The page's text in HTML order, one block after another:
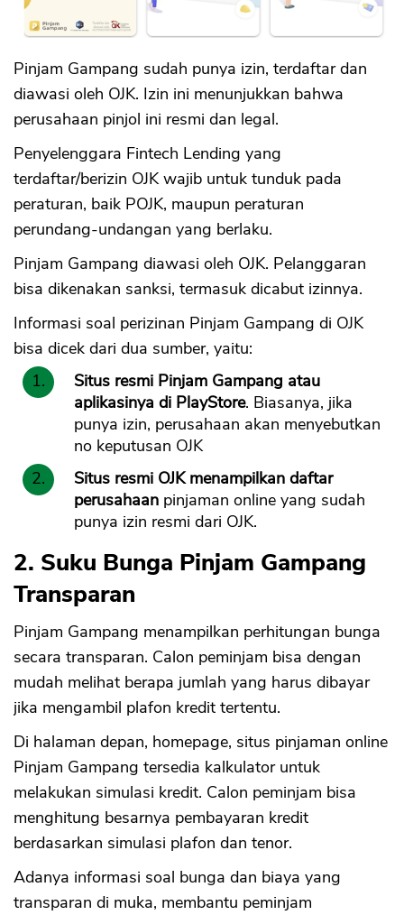
Pinjam Gampang sudah punya izin, terdaftar dan
diawasi oleh OJK. Izin ini menunjukkan bahwa
perusahaan pinjol ini resmi dan legal.
Penyelenggara Fintech Lending yang
terdaftar/berizin OJK wajib untuk tunduk pada
peraturan, baik POJK, maupun peraturan
perundang-undangan yang berlaku.
Pinjam Gampang diawasi oleh OJK. Pelanggaran
bisa dikenakan sanksi, termasuk dicabut izinnya.
Informasi soal perizinan Pinjam Gampang di OJK
bisa dicek dari dua sumber, yaitu:
Situs resmi Pinjam Gampang atau
aplikasinya di PlayStore. Biasanya, jika
punya izin, perusahaan akan menyebutkan
no keputusan OJK
Situs resmi OJK menampilkan daftar
perusahaan pinjaman online yang sudah
punya izin resmi dari OJK.
2. Suku Bunga Pinjam Gampang
Transparan
Pinjam Gampang menampilkan perhitungan bunga
secara transparan. Calon peminjam bisa dengan
mudah melihat berapa jumlah yang harus dibayar
jika mengambil plafon kredit tertentu.
Di halaman depan, homepage, situs pinjaman online
Pinjam Gampang tersedia kalkulator untuk
melakukan simulasi kredit. Calon peminjam bisa
menghitung besarnya pembayaran kredit
berdasarkan simulasi plafon dan tenor.
Adanya informasi soal bunga dan biaya yang
transparan di muka, membantu peminjam